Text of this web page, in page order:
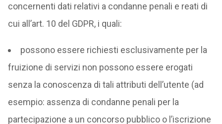
concernenti dati relativi a condanne penali e reati di
cui all’art. 10 del GDPR, i quali:
possono essere richiesti esclusivamente per la
fruizione di servizi non possono essere erogati
senza la conoscenza di tali attributi dell’utente (ad
esempio: assenza di condanne penali per la
partecipazione a un concorso pubblico o l’iscrizione